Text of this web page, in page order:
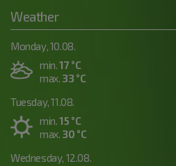
Weather
Monday, 10.08.
min.17 °C
max. 33 °C
Tuesday, 11.08.
min.15 °C
max. 30 °C
Wednesday, 12.08.